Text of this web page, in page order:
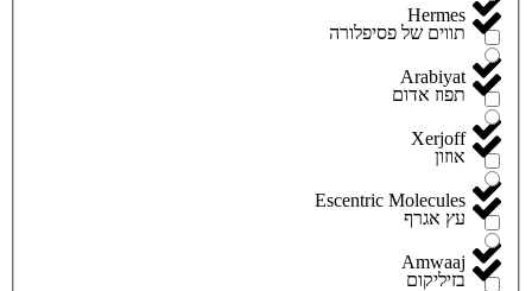
Hermes
Arabiyat
Xerjoff
Escentric Molecules
Amwaaj
תווים של פסיפלורה
תפוז אדום
אוזון
עץ אגרף
בזיליקום